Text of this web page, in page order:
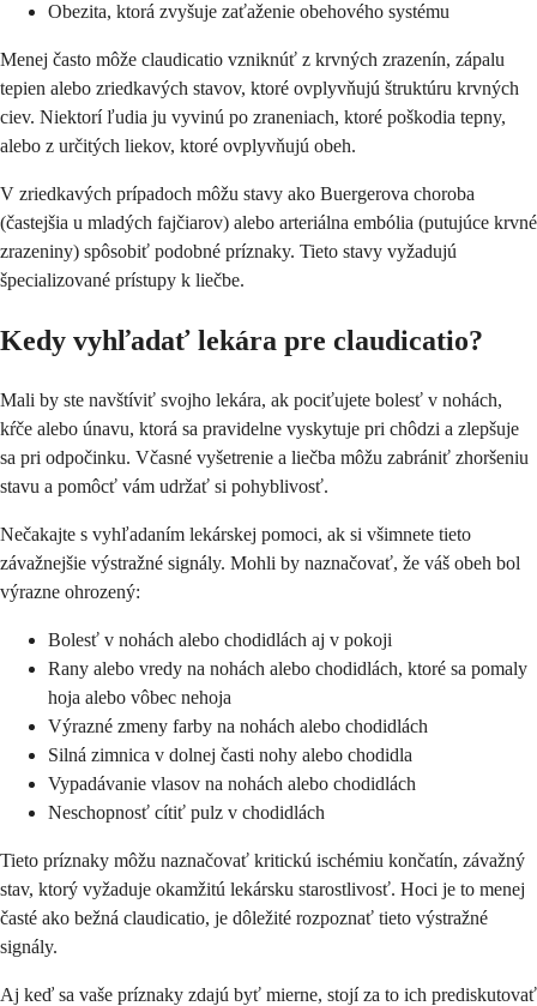
Obezita, ktorá zvyšuje zaťaženie obehového systému
Menej často môže claudicatio vzniknúť z krvných zrazenín, zápalu
tepien alebo zriedkavých stavov, ktoré ovplyvňujú štruktúru krvných
ciev. Niektorí ľudia ju vyvinú po zraneniach, ktoré poškodia tepny,
alebo z určitých liekov, ktoré ovplyvňujú obeh.
V zriedkavých prípadoch môžu stavy ako Buergerova choroba
(častejšia u mladých fajčiarov) alebo arteriálna embólia (putujúce krvné
zrazeniny) spôsobiť podobné príznaky. Tieto stavy vyžadujú
špecializované prístupy k liečbe.
Kedy vyhľadať lekára pre claudicatio?
Mali by ste navštíviť svojho lekára, ak pociťujete bolesť v nohách,
kŕče alebo únavu, ktorá sa pravidelne vyskytuje pri chôdzi a zlepšuje
sa pri odpočinku. Včasné vyšetrenie a liečba môžu zabrániť zhoršeniu
stavu a pomôcť vám udržať si pohyblivosť.
Nečakajte s vyhľadaním lekárskej pomoci, ak si všimnete tieto
závažnejšie výstražné signály. Mohli by naznačovať, že váš obeh bol
výrazne ohrozený:
Bolesť v nohách alebo chodidlách aj v pokoji
Rany alebo vredy na nohách alebo chodidlách, ktoré sa pomaly
hoja alebo vôbec nehoja
Výrazné zmeny farby na nohách alebo chodidlách
Silná zimnica v dolnej časti nohy alebo chodidla
Vypadávanie vlasov na nohách alebo chodidlách
Neschopnosť cítiť pulz v chodidlách
Tieto príznaky môžu naznačovať kritickú ischémiu končatín, závažný
stav, ktorý vyžaduje okamžitú lekársku starostlivosť. Hoci je to menej
časté ako bežná claudicatio, je dôležité rozpoznať tieto výstražné
signály.
Aj keď sa vaše príznaky zdajú byť mierne, stojí za to ich prediskutovať